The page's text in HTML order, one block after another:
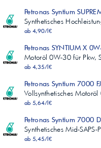
Petronas Syntium
Synthetisches
ab 4,90/l€
Petronas SYNTIUM X
Motoröl 0W-30 für Pkw,
ab 4,35/l€
Petronas Syntium 7000
Vollsynthetisches
ab 5,64/l€
Petronas Syntium 7000
Synthetisches Mid-
ab 5,45/l€